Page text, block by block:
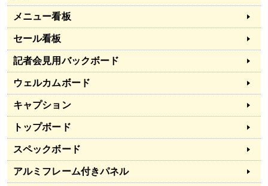
メニュー看板
セール看板
記者会見用バックボード
ウェルカムボード
キャプション
トップボード
スペックボード
アルミフレーム付きパネル